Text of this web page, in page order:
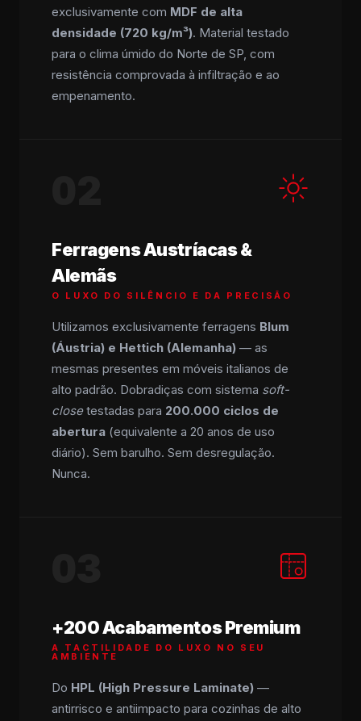
exclusivamente com MDF de alta
densidade (720 kg/m³). Material testado
para o clima úmido do Norte de SP, com
resistência comprovada à infiltração e ao
empenamento.
Ferragens Austríacas &
Alemãs
O LUXO DO SILÊNCIO E DA PRECISÃO
Utilizamos exclusivamente ferragens Blum
(Áustria) e Hettich (Alemanha) — as
mesmas presentes em móveis italianos de
alto padrão. Dobradiças com sistema soft-
closetestadas para 200.000 ciclos de
abertura (equivalente a 20 anos de uso
diário). Sem barulho. Sem desregulação.
Nunca.
+200 Acabamentos Premium
A TACTILIDADE DO LUXO NO SEU
AMBIENTE
Do HPL (High Pressure Laminate) —
antirrisco e antiimpacto para cozinhas de alto